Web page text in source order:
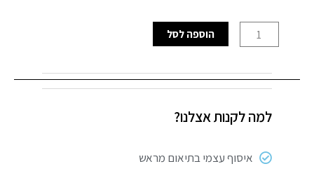
של
אורז
1.8L
הוספה לסל
למה לקנות אצלנו?
איסוף עצמי בתיאום מראש